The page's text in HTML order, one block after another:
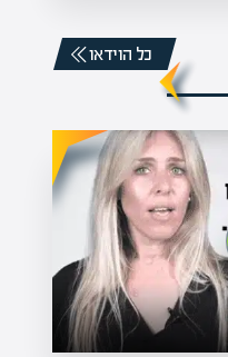
כל הוידאו